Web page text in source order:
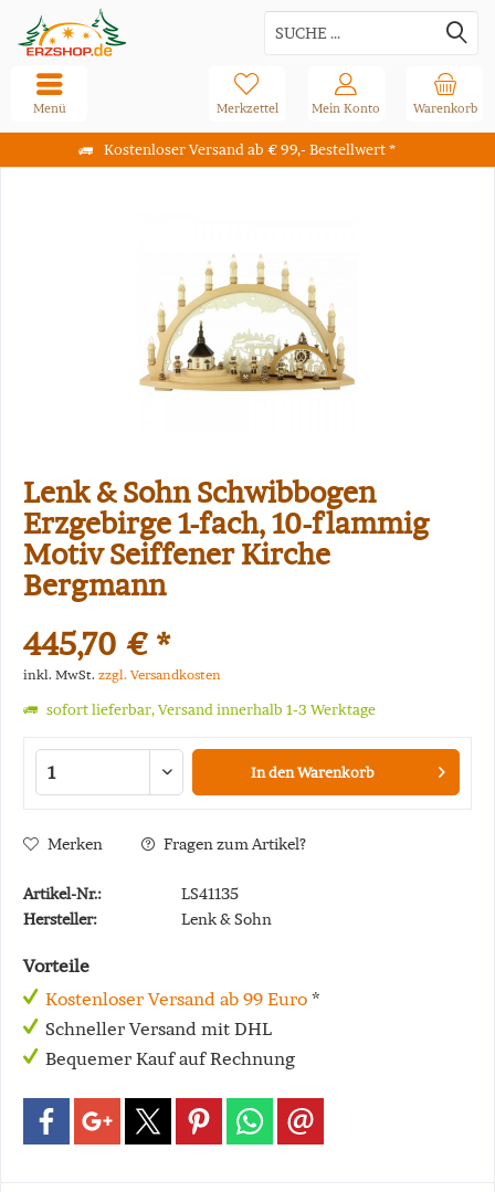
Kostenloser Versand ab € 99,- Bestellwert *
Warenkorb
Merkzettel Mein Konto
Menü
Lenk & Sohn Schwibbogen
Erzgebirge 1-fach, 10-flammig
Motiv Seiffener Kirche
Bergmann
445,70 € *
inkl. MwSt. zzgl. Versandkosten
sofort lieferbar, Versand innerhalb 1-3 Werktage
In denWarenkorb
Merken Fragen zum Artikel?
Artikel-Nr.:
LS41135
Hersteller:
Lenk & Sohn
Vorteile
Kostenloser Versand ab 99 Euro *
Schneller Versand mit DHL
Bequemer Kauf auf Rechnung